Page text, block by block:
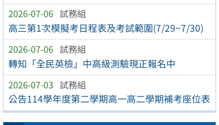
2026-07-06 試務組
高三第1次模擬考日程表及考試範圍(7/29~7/30)
2026-07-06 試務組
轉知「全民英檢」中高級測驗現正報名中
2026-07-03 試務組
公告114學年度第二學期高一高二學期補考座位表